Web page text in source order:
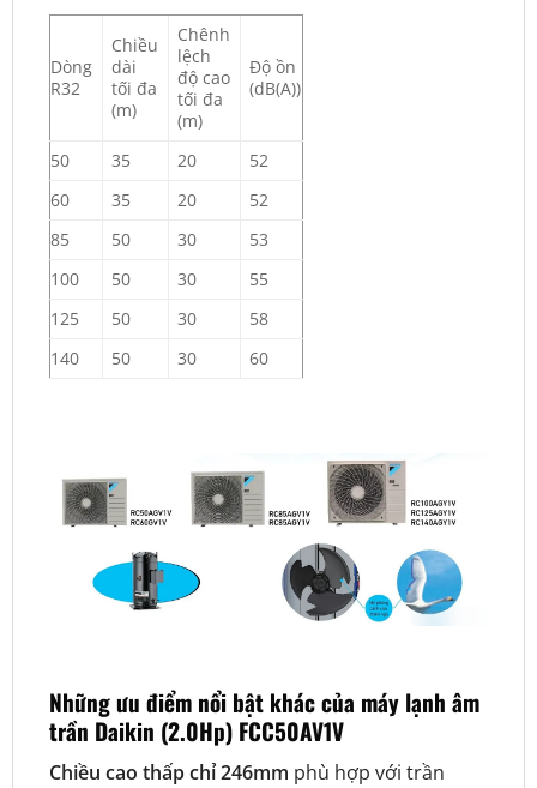
Dòng
R32
Chiều
dài
tối đa
(m)
Chênh
lệch
độ cao
tối đa
(m)
Độ ồn
(dB(A))
50 35 20
52
60
35 20
52
85
50 30
53
100
50 30
55
125
50 30
58
140
50 30 60
Những ưu điểm nổi bật khác của máy lạnh âm
trần Daikin (2.0Hp) FCC50AV1V
Chiều cao thấp chỉ 246mm phù hợp với trần